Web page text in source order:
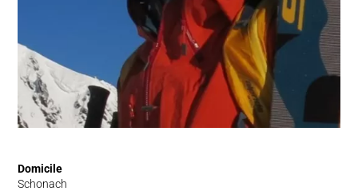
Domicile
Schonach